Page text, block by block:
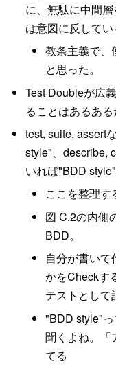
に、無駄に中間
は意図に反してい
教条主義で、
と思った。
Test Doubleが広
ることはあるあ
test, suite, assert
style"、describe,
いれば"BDD
ここを整理す
図 C.2の内側
BDD。
自分が書いて
かをCheckす
テストとして
"BDD style"
聞くよね。「
てる